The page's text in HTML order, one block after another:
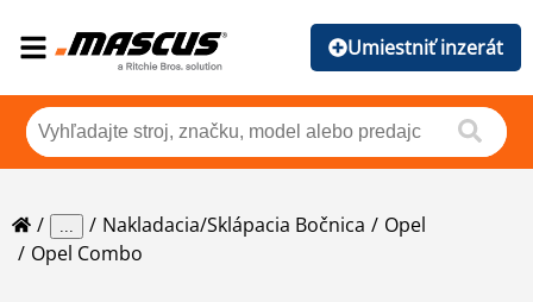
Umiestniť inzerát
... Nakladacia/sklápacia Bočnica
Opel
Opel Combo